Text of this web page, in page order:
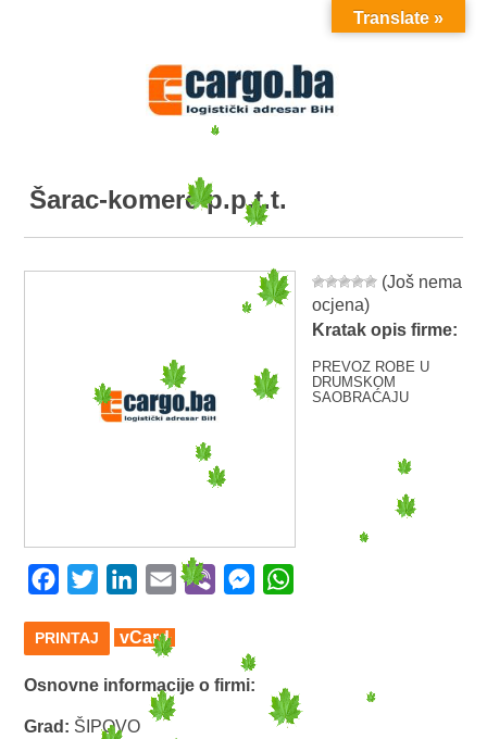
MENU
Šarac-komerc p.p.t.t.
(Još nema
ocjena)
Kratak opis firme:
PREVOZ ROBE U
DRUMSKOM
SAOBRAĆAJU
Facebook
Twitter LinkedIn
Email Viber Messenger
PRINTAJ vCard
Osnovne informacije o firmi:
Grad: ŠIPOVO
Translate »